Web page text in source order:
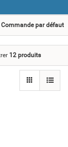
Commande par défaut
12 produits